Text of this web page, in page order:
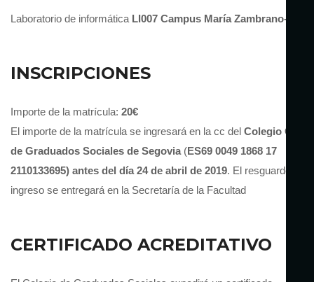
Laboratorio de informática LI007 Campus María Zambrano-UVa
INSCRIPCIONES
Importe de la matrícula: 20€
El importe de la matrícula se ingresará en la cc del Colegio
de Graduados Sociales de Segovia (ES69 0049 1868 17
2110133695) antes del día 24 de abril de 2019. El resguardo del
ingreso se entregará en la Secretaría de la Facultad
CERTIFICADO ACREDITATIVO